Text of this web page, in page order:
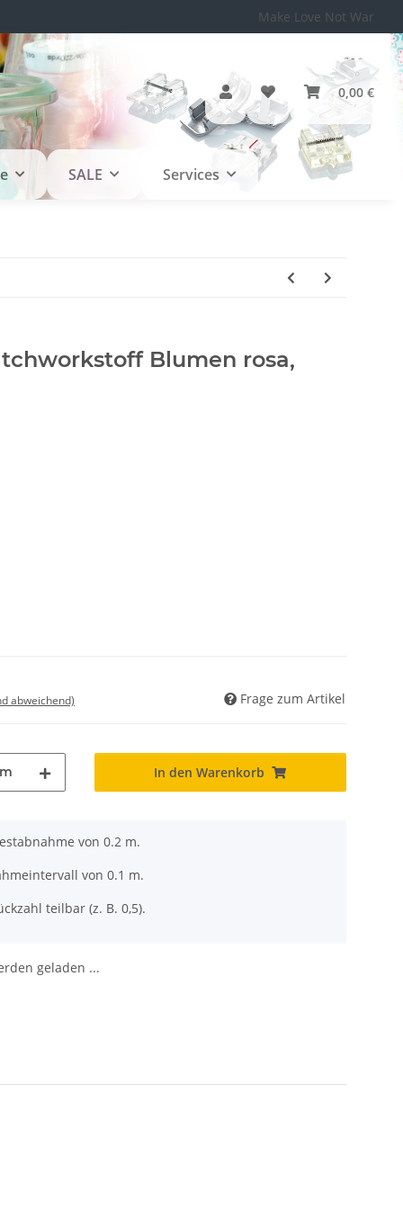
Make Love Not War
0,00 €
SALE Services
Blumen rosa,
abweichend) Frage zum Artikel
In den Warenkorb
von 0.2 m.
von 0.1 m.
teilbar (z. B. 0,5).
geladen ...